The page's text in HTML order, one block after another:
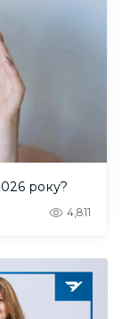
року?
4,811